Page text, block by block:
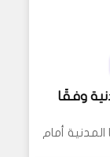
وفقًا
المدنية أمام